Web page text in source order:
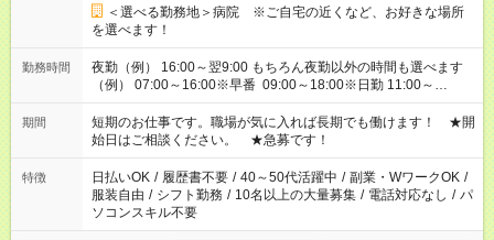
＜選べる勤務地＞病院 ※ご自宅の近くなど、お好きな場所
を選べます！
勤務時間
夜勤（例） 16:00～翌9:00 もちろん夜勤以外の時間も選べます
（例） 07:00～16:00※早番 09:00～18:00※日勤 11:00～
20:00※遅番 ※時間は、固定・選べる施設もあるので、ご希望が
あれば調整できます！ ※シフト制。勤務地により実働時間が異
なります。★家庭の都合でお休みが必要な場合も遠慮なくご相談
ください。
期間
短期のお仕事です。職場が気に入れば長期でも働けます！ ★開
始日はご相談ください。 ★急募です！
特徴 日払いOK / 履歴書不要 / 40～50代活躍中 / 副業・WワークOK /
服装自由 / シフト勤務 / 10名以上の大量募集 / 電話対応なし / パ
ソコンスキル不要